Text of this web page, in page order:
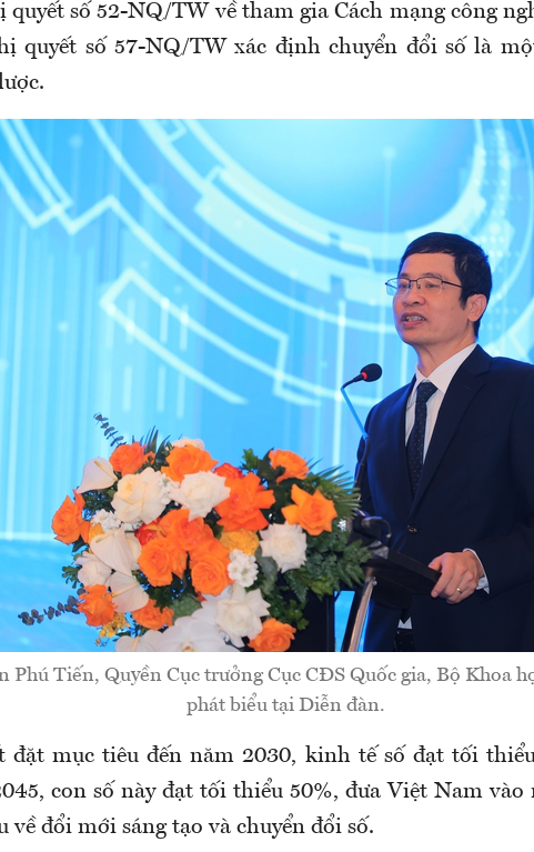
quyết số 52-NQ/TW về tham gia Cách mạng công
quyết số 57-NQ/TW xác định chuyển đổi số là
Phú Tiến, Quyền Cục trưởng Cục CĐS Quốc gia, Bộ Khoa
phát biểu tại Diễn đàn.
đặt mục tiêu đến năm 2030, kinh tế số đạt tối
con số này đạt tối thiểu 50%, đưa Việt Nam vào
về đổi mới sáng tạo và chuyển đổi số.